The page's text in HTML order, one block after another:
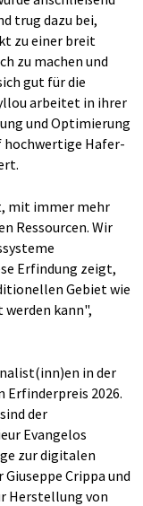
trug dazu bei,
zu einer breit
zu machen und
gut für die
arbeitet in ihrer
und Optimierung
hochwertige Hafer-
mit immer mehr
Ressourcen. Wir
Erfindung zeigt,
Gebiet wie
kann",
in der
2026.
der
Evangelos
zur digitalen
Crippa und
Herstellung von